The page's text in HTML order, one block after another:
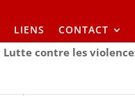
LIENS CONTACT
Lutte contre les